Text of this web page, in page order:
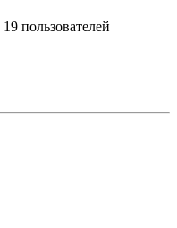
19 пользователей